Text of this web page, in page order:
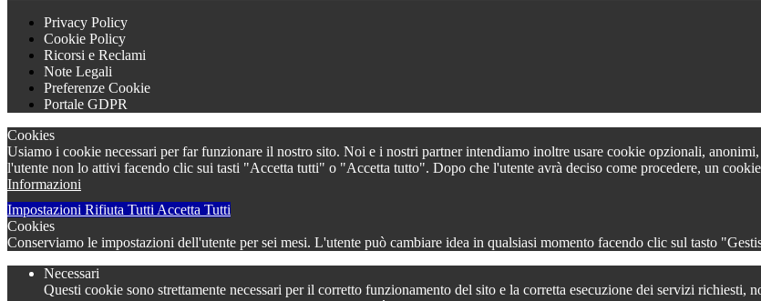
Privacy Policy
Cookie Policy
Ricorsi e Reclami
Note Legali
Preferenze Cookie
Portale GDPR
Cookies
Usiamo i cookie necessari per far funzionare il nostro sito. Noi e i nostri partner intendiamo inoltre usare cookie opzionali,
l'utente non lo attivi facendo clic sui tasti "Accetta tutti" o "Accetta tutto". Dopo che l'utente avrà deciso come procedere, un
Informazioni
Impostazioni Rifiuta TuttiAccetta Tutti
Cookies
Conserviamo le impostazioni dell'utente per sei mesi. L'utente può cambiare idea in qualsiasi momento facendo clic sul tasto
Necessari
Questi cookie sono strettamente necessari per il corretto funzionamento del sito e la corretta esecuzione dei servizi